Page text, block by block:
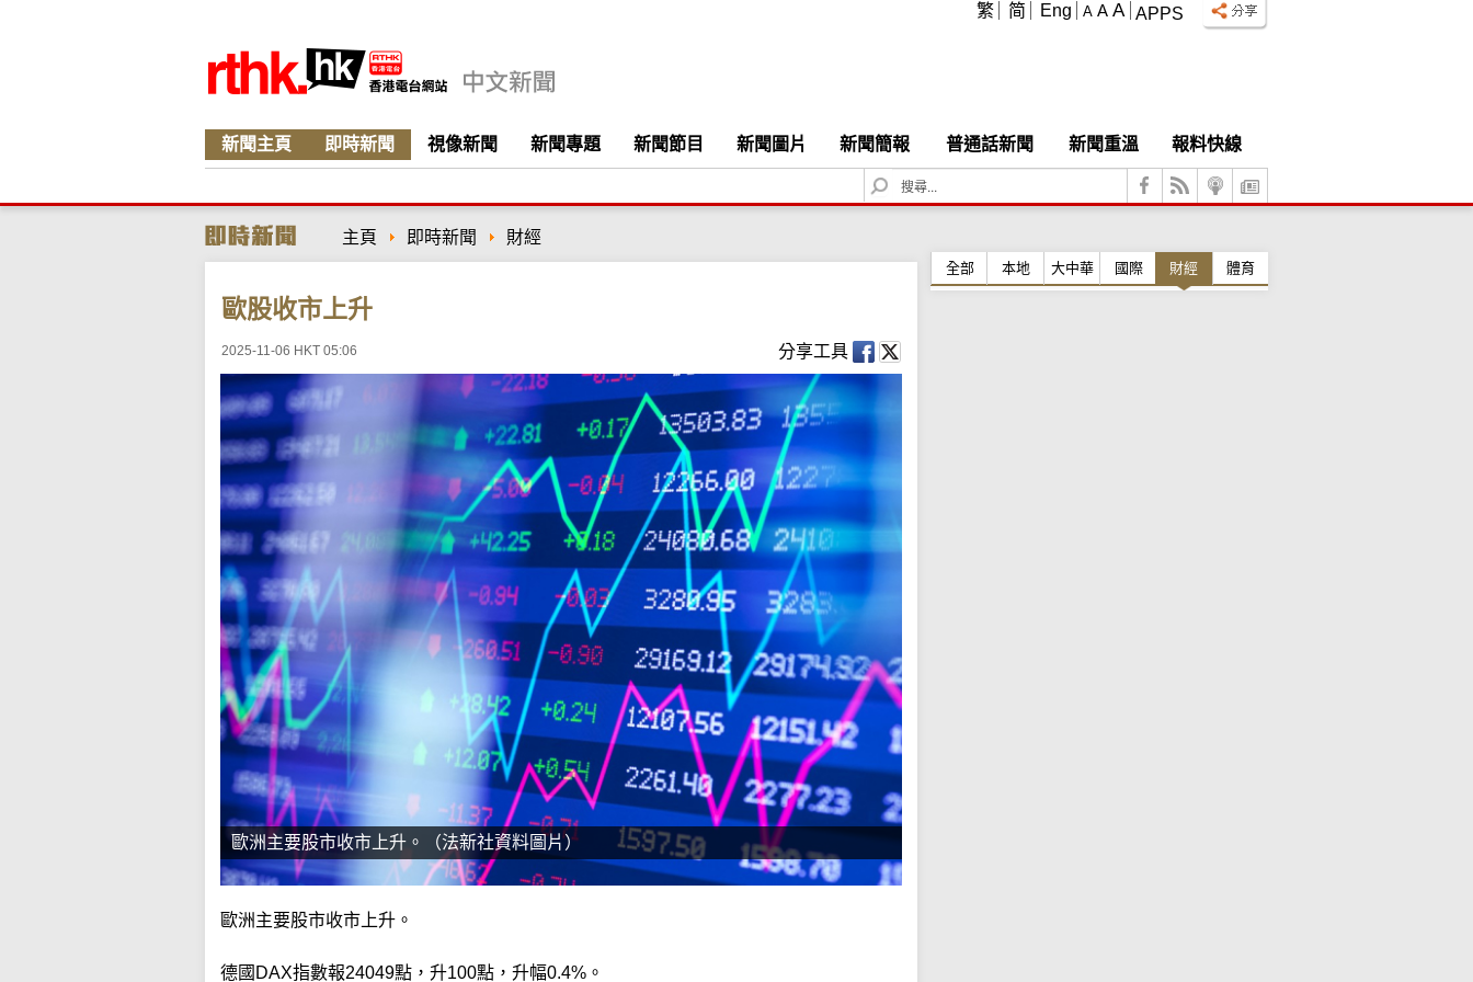
APPS
A A A
繁 简 Eng
新聞主頁 即時新聞 視像新聞 新聞專題 新聞節目 新聞圖片 新聞簡報 普通話新聞 新聞重溫
報料快線
S
e
c
主頁 即時新聞 財經
歐股收市上升
2025-11-06 HKT 05:06 分享工具
歐洲主要股市收市上升。（法新社資料圖片）
歐洲主要股市收市上升。
德國DAX指數報24049點，升100點，升幅0.4%。
全部 本地 大中華 國際 財經 體育